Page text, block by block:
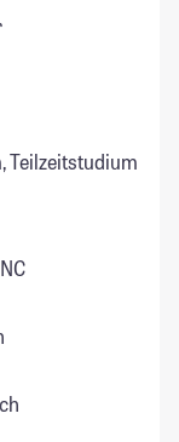
Teilzeitstudium